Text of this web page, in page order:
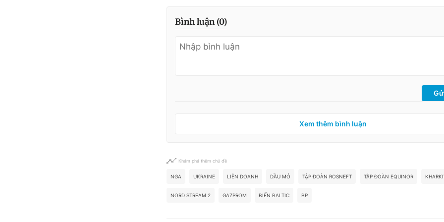
Bình luận (0)
Xem thêm bình luận
Khám phá thêm chủ đề
NGA UKRAINE LIÊN DOANH DẦU MỎ TẬP ĐOÀN ROSNEFT TẬP ĐOÀN EQUINOR
NORD STREAM 2 GAZPROM BIỂN BALTIC BP